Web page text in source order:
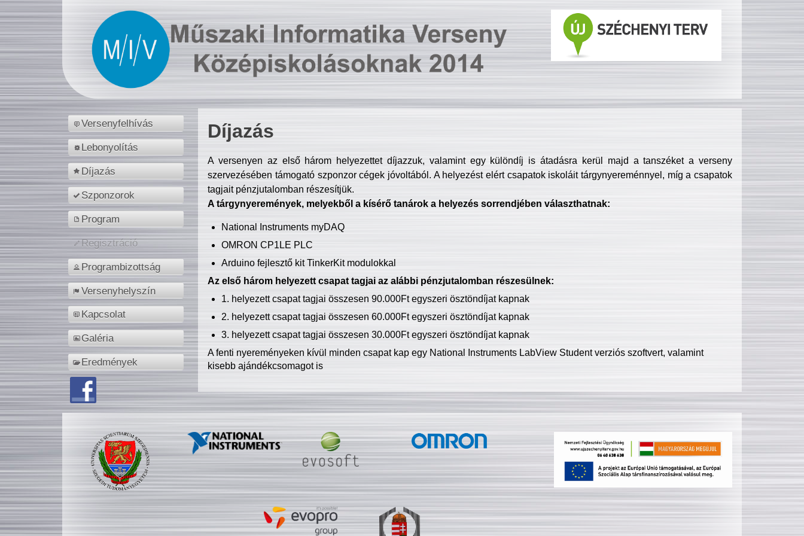
Versenyfelhívás
Lebonyolítás
Díjazás
Szponzorok
Program
Regisztráció
Programbizottság
Versenyhelyszín
Kapcsolat
Galéria
Eredmények
Díjazás
A versenyen az első három helyezettet díjazzuk, valamint egy különdíj is átadásra kerül majd a tanszéket a verseny
szervezésében támogató szponzor cégek jóvoltából. A helyezést elért csapatok iskoláit tárgynyereménnyel, míg a csapatok
tagjait pénzjutalomban részesítjük.
A tárgynyeremények, melyekből a kísérő tanárok a helyezés sorrendjében választhatnak:
National Instruments myDAQ
OMRON CP1LE PLC
Arduino fejlesztő kit TinkerKit modulokkal
Az első három helyezett csapat tagjai az alábbi pénzjutalomban részesülnek:
1. helyezett csapat tagjai összesen 90.000Ft egyszeri ösztöndíjat kapnak
2. helyezett csapat tagjai összesen 60.000Ft egyszeri ösztöndíjat kapnak
3. helyezett csapat tagjai összesen 30.000Ft egyszeri ösztöndíjat kapnak
A fenti nyereményeken kívül minden csapat kap egy National Instruments LabView Student verziós szoftvert, valamint
kisebb ajándékcsomagot is